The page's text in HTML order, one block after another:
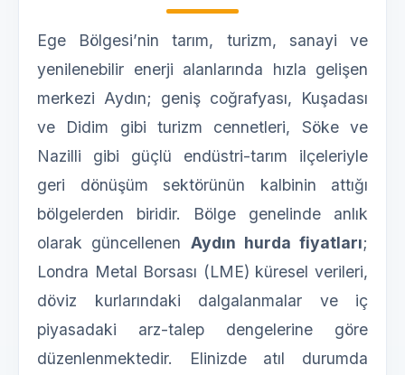
Ege Bölgesi’nin tarım, turizm, sanayi ve
yenilenebilir enerji alanlarında hızla gelişen
merkezi Aydın; geniş coğrafyası, Kuşadası
ve Didim gibi turizm cennetleri, Söke ve
Nazilli gibi güçlü endüstri-tarım ilçeleriyle
geri dönüşüm sektörünün kalbinin attığı
bölgelerden biridir. Bölge genelinde anlık
olarak güncellenen Aydın hurda fiyatları;
Londra Metal Borsası (LME) küresel verileri,
döviz kurlarındaki dalgalanmalar ve iç
piyasadaki arz-talep dengelerine göre
düzenlenmektedir. Elinizde atıl durumda